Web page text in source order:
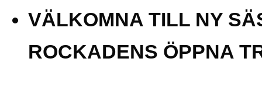
VÄLKOMNA TILL NY
ROCKADENS ÖPPNA